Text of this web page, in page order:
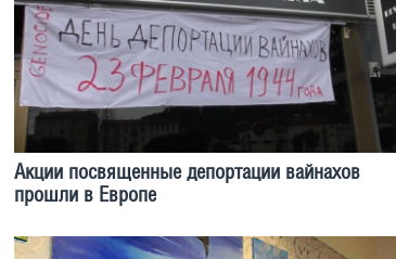
Акции посвященные депортации вайнахов
прошли в Европе